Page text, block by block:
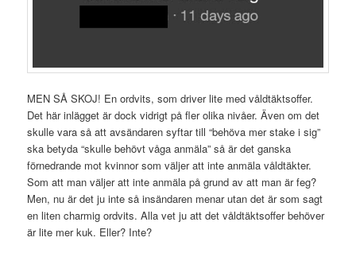
MEN SÅ SKOJ! En ordvits, som driver lite med våldtäktsoffer.
Det här inlägget är dock vidrigt på fler olika nivåer. Även om det
skulle vara så att avsändaren syftar till “behöva mer stake i sig”
ska betyda “skulle behövt våga anmäla” så är det ganska
förnedrande mot kvinnor som väljer att inte anmäla våldtäkter.
Som att man väljer att inte anmäla på grund av att man är feg?
Men, nu är det ju inte så insändaren menar utan det är som sagt
en liten charmig ordvits. Alla vet ju att det våldtäktsoffer behöver
är lite mer kuk. Eller? Inte?